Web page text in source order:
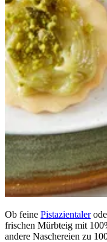
Ob feine Pistazientaler
frischen Mürbteig mit
andere Naschereien zu